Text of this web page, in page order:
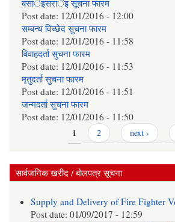
बसार्इसरार्इ सूचना फारम
Post date: 12/01/2016 - 12:00
सम्बन्ध विच्छेद सुचना फारम
Post date: 12/01/2016 - 11:58
विवाहदर्ता सुचना फारम
Post date: 12/01/2016 - 11:53
मृतुदर्ता सुचना फारम
Post date: 12/01/2016 - 11:51
जन्मदर्ता सुचना फारम
Post date: 12/01/2016 - 11:50
1 2 next ›
सार्वजनिक खरीद / बोलपत्र सूचना
Supply and Delivery of Fire Fighter
Post date:01/09/2017 - 12:59